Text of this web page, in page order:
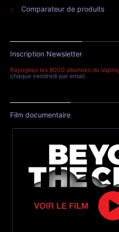
Comparateur de produits
Inscription Newsletter
Rejoignez les 8000 abonnés du
chaque vendredi par email.
Film documentaire